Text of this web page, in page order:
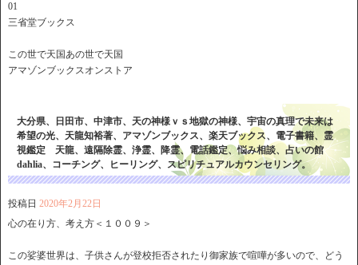
01
三省堂ブックス
この世で天国あの世で天国
アマゾンブックスオンストア
大分県、日田市、中津市、天の神様ｖｓ地獄の神様、宇宙の真理で未来は
希望の光、天龍知裕著、アマゾンブックス、楽天ブックス、電子書籍、霊
視鑑定 天龍、遠隔除霊、浄霊、降霊、電話鑑定、悩み相談、占いの館
dahlia、コーチング、ヒーリング、スピリチュアルカウンセリング。
投稿日 2020年2月22日
心の在り方、考え方＜１００９＞
この娑婆世界は、子供さんが登校拒否されたり御家族で喧嘩が多いので、どう